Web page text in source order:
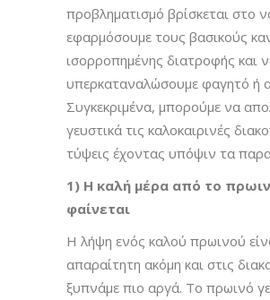
προβληματισμό βρίσκεται στο
εφαρμόσουμε τους βασικούς
ισορροπημένης διατροφής και
υπερκαταναλώσουμε φαγητό ή
Συγκεκριμένα, μπορούμε να
γευστικά τις καλοκαιρινές
τύψεις έχοντας υπόψιν τα
1) Η καλή μέρα από το
φαίνεται
Η λήψη ενός καλού πρωινού
απαραίτητη ακόμη και στις
ξυπνάμε πιο αργά. Το πρωινό